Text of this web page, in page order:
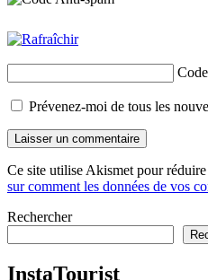
Prévenez-moi de tous les
Ce site utilise Akismet pour réduire
sur comment les données de vos
Rechercher
InstaTourist